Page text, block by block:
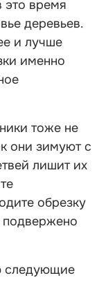
это время
деревьев.
и лучше
именно
тоже не
они зимуют с
лишит их
обрезку
подвержено
следующие